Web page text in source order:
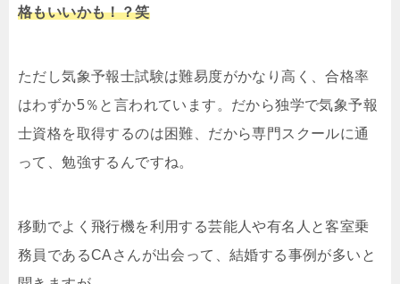
格もいいかも！？笑
ただし気象予報士試験は難易度がかなり高く、合格率
はわずか5％と言われています。だから独学で気象予報
士資格を取得するのは困難、だから専門スクールに通
って、勉強するんですね。
移動でよく飛行機を利用する芸能人や有名人と客室乗
務員であるCAさんが出会って、結婚する事例が多いと